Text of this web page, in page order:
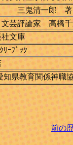
」 三鬼清一郎
評論家 高橋千
文庫
ｰﾌﾞｯｸ
教育関係神職
前の